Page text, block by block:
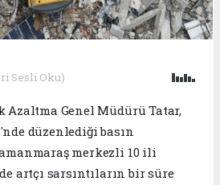
Sesli Oku)
Azaltma Genel Müdürü Tatar,
düzenlediği basın
merkezli 10 ili
artçı sarsıntıların bir süre